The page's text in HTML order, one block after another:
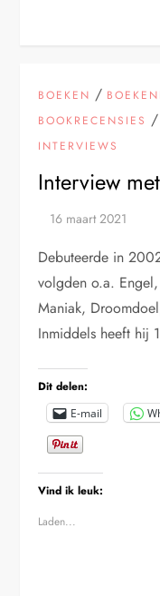
BOEKEN /
BOOKRECENSIES /
INTERVIEWS
Interview
Debuteerde in
volgden o.a.
Maniak,
Inmiddels heeft hij
Dit delen:
E-mail
Vind ik leuk:
Laden...